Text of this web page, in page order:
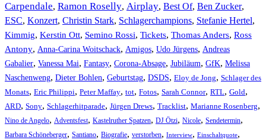
Carpendale, Ramon Roselly, Airplay, Best Of, Ben Zucker,
ESC, Konzert, Christin Stark, Schlagerchampions, Stefanie Hertel,
Kimmig, Kerstin Ott, Semino Rossi, Tickets, Thomas Anders, Ross
Antony, Anna-Carina Woitschack, Amigos, Udo Jürgens, Andreas
Gabalier, Vanessa Mai, Fantasy, Corona-Absage, Jubiläum, GfK, Melissa
Naschenweng, Dieter Bohlen, Geburtstag, DSDS, Eloy de Jong, Schlager des
Monats, Eric Philippi, Peter Maffay, tot, Fotos, Sarah Connor, RTL, Gold,
ARD, Sony, Schlagerhitparade, Jürgen Drews, Tracklist, Marianne Rosenberg,
Nino de Angelo, Adventsfest, Kastelruther Spatzen, DJ Ötzi, Nicole, Sendetermin,
Barbara Schöneberger, Santiano, Biografie, verstorben, Interview, Einschaltquote,